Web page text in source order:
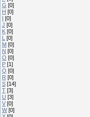
G [0]
H [0]
I [0]
J [0]
K [0]
L [0]
M [0]
N [0]
O [0]
P [1]
Q [0]
R [0]
S [14]
T [3]
U [3]
V [0]
W [0]